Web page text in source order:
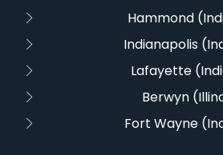
Hammond
Indianapolis
Lafayette
Berwyn
Fort Wayne